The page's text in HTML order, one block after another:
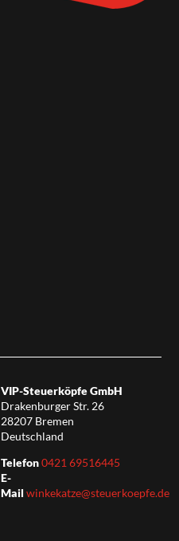
VIP-Steuerköpfe GmbH
Drakenburger Str. 26
28207 Bremen
Deutschland
Telefon0421 69516445
E-
Mail winkekatze@steuerkoepfe.de